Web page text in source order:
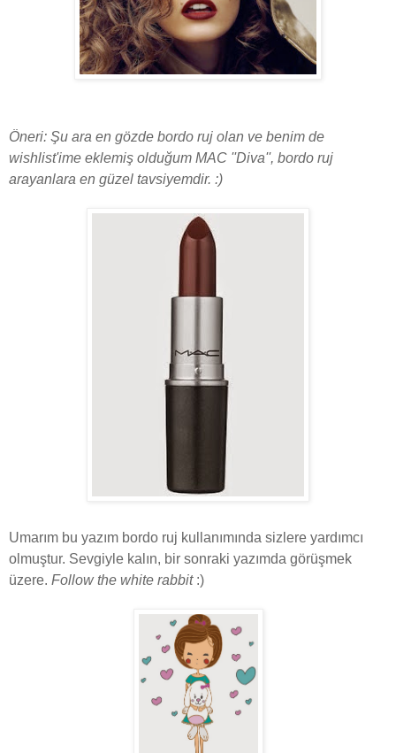
Öneri: Şu ara en gözde bordo ruj olan ve benim de
wishlist'ime eklemiş olduğum MAC ''Diva'', bordo ruj
arayanlara en güzel tavsiyemdir. :)
Umarım bu yazım bordo ruj kullanımında sizlere yardımcı
olmuştur. Sevgiyle kalın, bir sonraki yazımda görüşmek
üzere. Follow the white rabbit:)